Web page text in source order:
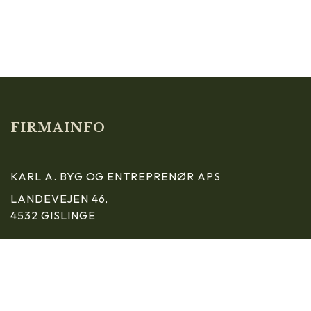
FIRMAINFO
KARL A. BYG OG ENTREPRENØR APS
LANDEVEJEN 46,
4532 GISLINGE